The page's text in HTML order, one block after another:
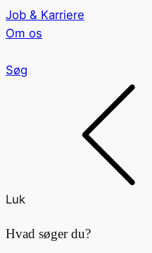
Job & Karriere
Om os
Søg
Luk
Hvad søger du?